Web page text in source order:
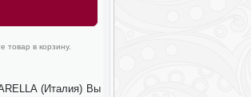
товар в корзину.
(Италия) Вы